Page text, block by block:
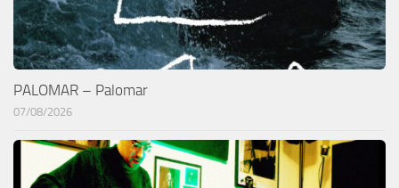
PALOMAR – Palomar
07/08/2026